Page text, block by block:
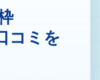
コミを